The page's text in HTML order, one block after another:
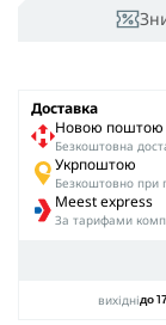
Доставка
Новою поштою
Безкоштовна
Укрпоштою
Безкоштовно при
Meest express
За тарифами
вихіднідо